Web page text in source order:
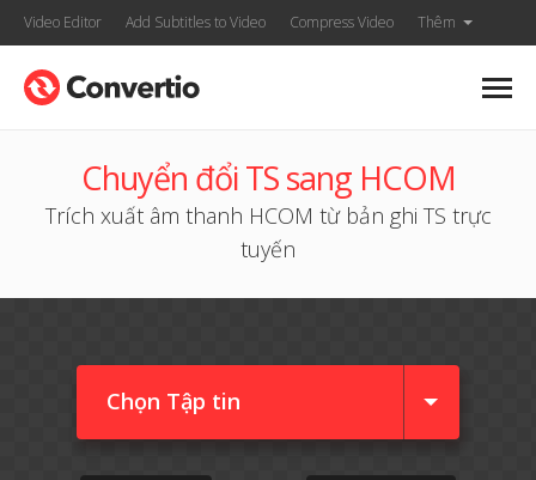
Video Editor Add Subtitles to Video Compress Video Thêm
Chuyển đổi TS sang HCOM
Trích xuất âm thanh HCOM từ bản ghi TS trực
tuyến
Chọn Tập tin